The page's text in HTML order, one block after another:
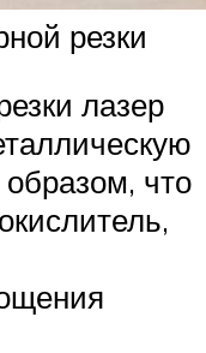
резки
лазер
что